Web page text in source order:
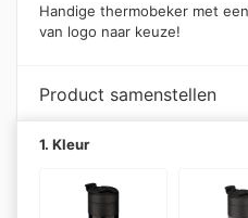
Handige thermobeker met
van logo naar keuze!
Product samenstellen
1. Kleur